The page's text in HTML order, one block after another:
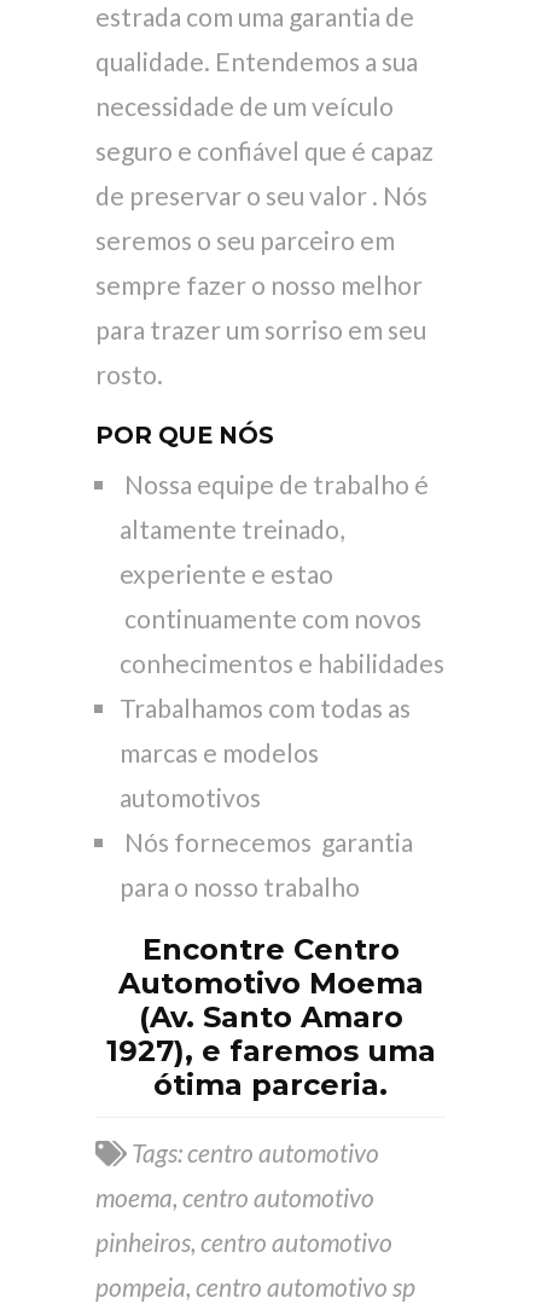
estrada com uma garantia de
qualidade. Entendemos a sua
necessidade de um veículo
seguro e confiável que é capaz
de preservar o seu valor . Nós
seremos o seu parceiro em
sempre fazer o nosso melhor
para trazer um sorriso em seu
rosto.
POR QUE NÓS
Nossa equipe de trabalho é
altamente treinado,
experiente e estao
continuamente com novos
conhecimentos e habilidades
Trabalhamos com todas as
marcas e modelos
automotivos
Nós fornecemos garantia
para o nosso trabalho
Encontre Centro
Automotivo Moema
(Av. Santo Amaro
1927), e faremos uma
ótima parceria.
Tags:centro automotivo
moema, centro automotivo
pinheiros, centro automotivo
pompeia, centro automotivo sp